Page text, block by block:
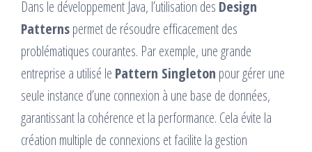
Dans le développement Java, l’utilisation des Design
Patternspermet de résoudre efficacement des
problématiques courantes. Par exemple, une grande
entreprise a utilisé le Pattern Singleton pour gérer une
seule instance d’une connexion à une base de données,
garantissant la cohérence et la performance. Cela évite la
création multiple de connexions et facilite la gestion